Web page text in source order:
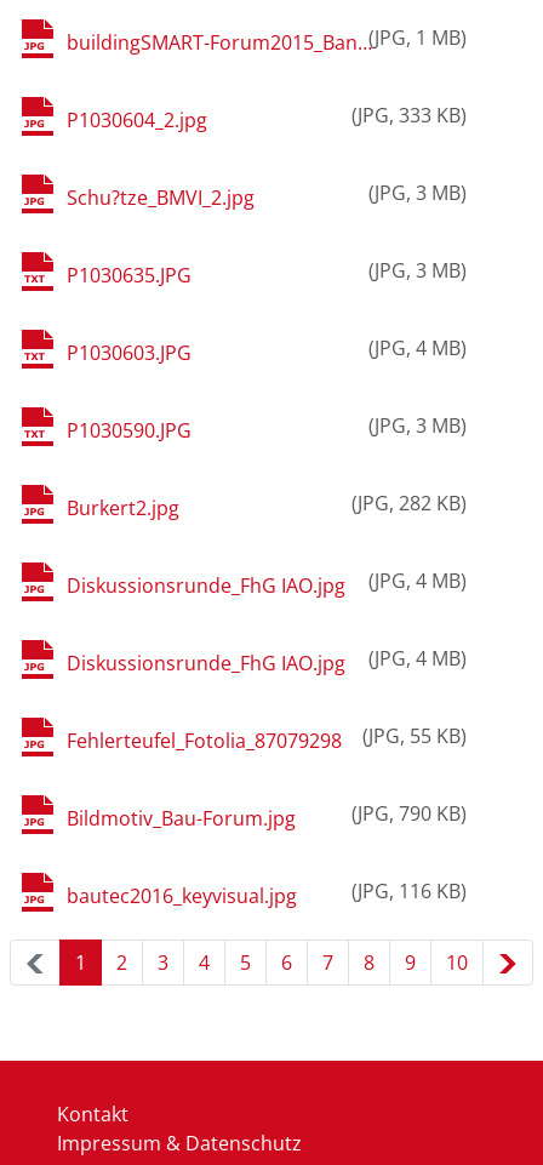
buildingSMART-Forum2015_Banner-Detail Kopie.jpgJPG 1 MB
P1030604_2.jpg JPG 333 KB
Schu?tze_BMVI_2.jpg JPG 3 MB
P1030635.JPG JPG 3 MB
P1030603.JPG JPG 4 MB
P1030590.JPG JPG 3 MB
Burkert2.jpg JPG 282 KB
Diskussionsrunde_FhG IAO.jpg JPG 4 MB
Diskussionsrunde_FhG IAO.jpg JPG 4 MB
Fehlerteufel_Fotolia_87079298 JPG 55 KB
Bildmotiv_Bau-Forum.jpg JPG 790 KB
bautec2016_keyvisual.jpg JPG 116 KB
1 2 3 4 5 6 7 8 9 10
Kontakt
Impressum & Datenschutz